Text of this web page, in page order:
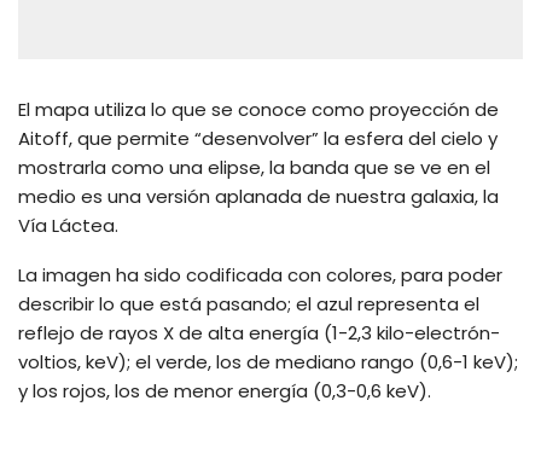
El mapa utiliza lo que se conoce como proyección de
Aitoff, que permite “desenvolver” la esfera del cielo y
mostrarla como una elipse, la banda que se ve en el
medio es una versión aplanada de nuestra galaxia, la
Vía Láctea.
La imagen ha sido codificada con colores, para poder
describir lo que está pasando; el azul representa el
reflejo de rayos X de alta energía (1-2,3 kilo-electrón-
voltios, keV); el verde, los de mediano rango (0,6-1 keV);
y los rojos, los de menor energía (0,3-0,6 keV).